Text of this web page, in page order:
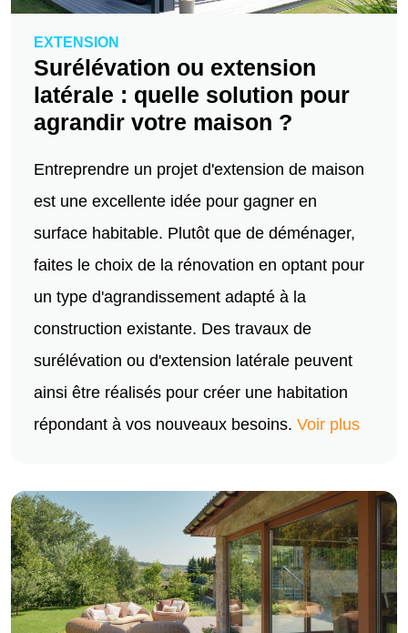
EXTENSION
Surélévation ou extension
latérale : quelle solution pour
agrandir votre maison ?
Entreprendre un projet d'extension de maison
est une excellente idée pour gagner en
surface habitable. Plutôt que de déménager,
faites le choix de la rénovation en optant pour
un type d'agrandissement adapté à la
construction existante. Des travaux de
surélévation ou d'extension latérale peuvent
ainsi être réalisés pour créer une habitation
répondant à vos nouveaux besoins. Voir plus